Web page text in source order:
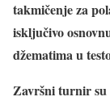
takmičenje za
isključivo
džematima u
Završni turnir su